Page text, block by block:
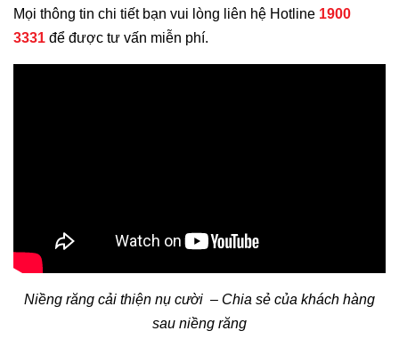
Mọi thông tin chi tiết bạn vui lòng liên hệ Hotline 1900
3331 để được tư vấn miễn phí.
Niềng răng cải thiện nụ cười – Chia sẻ của khách hàng
sau niềng răng